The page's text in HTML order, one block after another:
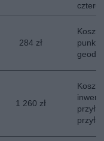
284 zł
Koszt
1 260 zł
Koszt